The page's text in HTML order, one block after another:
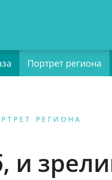
Портрет региона
РЕГИОНА
и